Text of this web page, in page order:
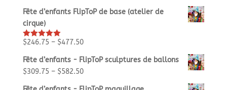
Fête d’enfants FlipToP de base (atelier de
cirque)
Rated 5.00
$246.75– $477.50
Fête d’enfants - FlipToP sculptures de ballons
$309.75– $582.50